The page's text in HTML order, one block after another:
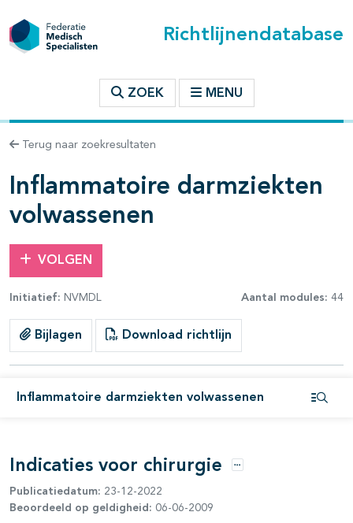
Richtlijnendatabase
ZOEK MENU
Terug naar zoekresultaten
Inflammatoire darmziekten
volwassenen
VOLGEN
Initiatief: NVMDL Aantal modules: 44
Bijlagen Download richtlijn
Inflammatoire darmziekten volwassenen
binnen deze richtlijn
open- en dichtklappen
Indicaties voor chirurgie Opties
Publicatiedatum: 23-12-2022
Beoordeeld op geldigheid: 06-06-2009